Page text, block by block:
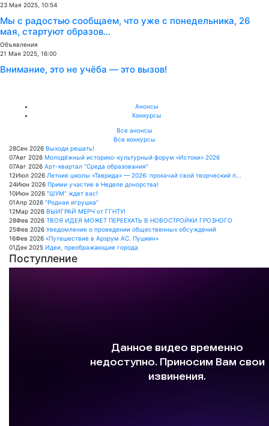
Подробнее
23 Мая 2025, 10:54
Мы с радостью сообщаем, что уже с понедельника, 26
мая, стартуют образов...
Объявления
21 Мая 2025, 16:00
Внимание, это не учёба — это вызов!
Анонсы
Конкурсы
Все анонсы
Все конкурсы
28Сен 2026 Выходи решать!
07Авг 2026 Молодёжный историко-культурный форум «Истоки» 2026
07Авг 2026 Арт-квартал "Среда образования"
12Июл 2026 Летние школы «Таврида» — 2026: прокачай свой творческий п...
24Июн 2026 Прими участие в Неделе донорства!
10Июн 2026 "ШУМ" ждет вас!
01Апр 2026 "Родная игрушка"
12Мар 2026 ВЫИГРАЙ МЕРЧ от ГГНТУ!
28Фев 2026 ТВОЯ ИДЕЯ МОЖЕТ ПЕРЕЕХАТЬ В НОВОСТРОЙКИ ГРОЗНОГО
25Фев 2026 Уведомление о проведении общественных обсуждений
16Фев 2026 «Путешествие в Арзрум АС. Пушкин»
01Дек 2025 Идеи, преображающие города
Поступление